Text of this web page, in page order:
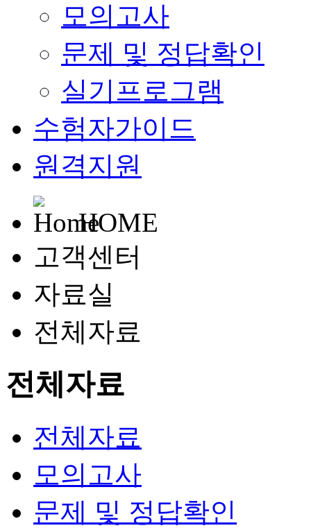
모의고사
문제 및 정답확인
실기프로그램
수험자가이드
원격지원
HOME
고객센터
자료실
전체자료
전체자료
전체자료
모의고사
문제 및 정답확인